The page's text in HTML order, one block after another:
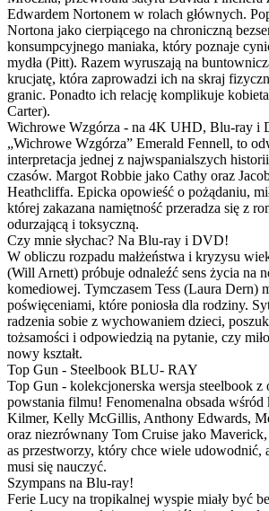
Edwardem Nortonem w rolach głównych.
Nortona jako cierpiącego na chroniczną
konsumpcyjnego maniaka, który poznaje
mydła (Pitt). Razem wyruszają na
krucjatę, która zaprowadzi ich na skraj
granic. Ponadto ich relację komplikuje
Carter).
Wichrowe Wzgórza - na 4K UHD, Blu-ray i
„Wichrowe Wzgórza” Emerald Fennell, to
interpretacja jednej z najwspanialszych
czasów. Margot Robbie jako Cathy oraz
Heathcliffa. Epicka opowieść o pożądaniu,
której zakazana namiętność przeradza się z
odurzającą i toksyczną.
Czy mnie słychac? Na Blu-ray i DVD!
W obliczu rozpadu małżeństwa i kryzysu
(Will Arnett) próbuje odnaleźć sens życia na
komediowej. Tymczasem Tess (Laura Dern)
poświęceniami, które poniosła dla rodziny.
radzenia sobie z wychowaniem dzieci,
tożsamości i odpowiedzią na pytanie, czy
nowy kształt.
Top Gun - Steelbook BLU- RAY
Top Gun - kolekcjonerska wersja steelbook
powstania filmu! Fenomenalna obsada wśród
Kilmer, Kelly McGillis, Anthony Edwards,
oraz niezrównany Tom Cruise jako Maverick,
as przestworzy, który chce wiele udowodnić,
musi się nauczyć.
Szympans na Blu-ray!
Ferie Lucy na tropikalnej wyspie miały być